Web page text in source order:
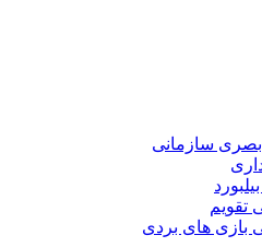
سازمانی
تقویم
بازی های بردی